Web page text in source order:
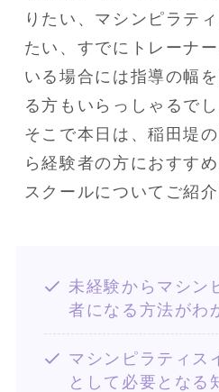
りたい、マシンピラテ
たい、すでにトレーナ
いる場合には指導の幅
る方もいらっしゃるでし
そこで本日は、稲田堤
ら経験者の方におすす
スクールについてご紹
未経験からマシン
者になる方法がわ
マシンピラティス
として必要となる